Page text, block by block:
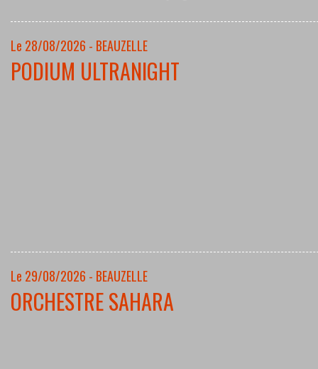
Le 28/08/2026 - BEAUZELLE
PODIUM ULTRANIGHT
Le 29/08/2026 - BEAUZELLE
ORCHESTRE SAHARA